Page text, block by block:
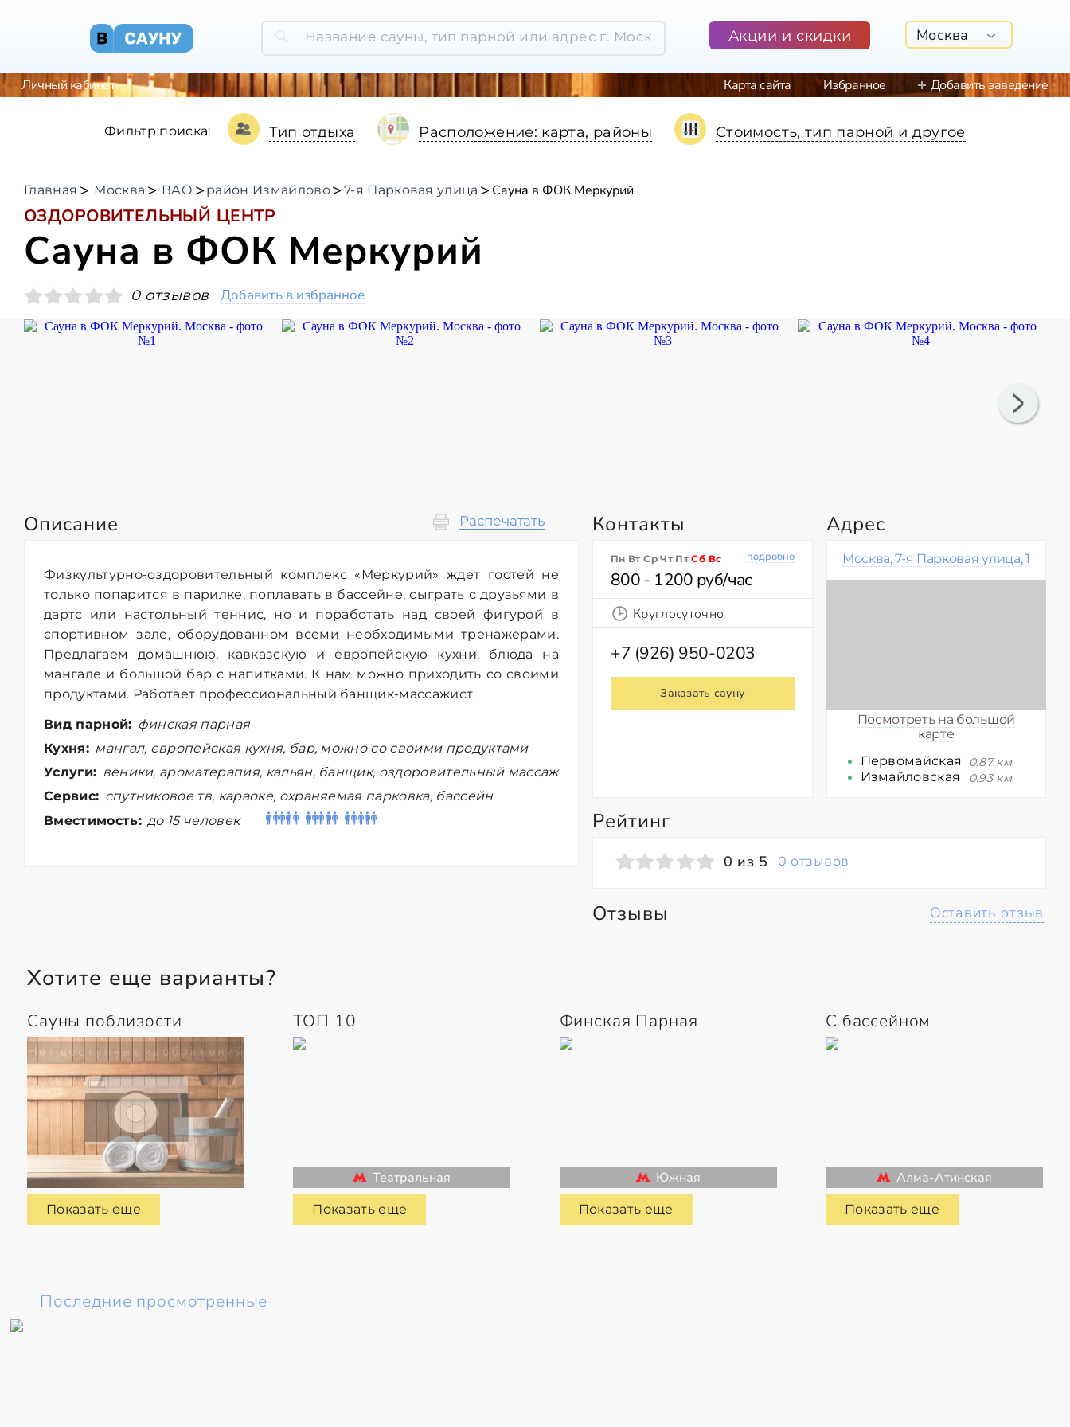
Акции и скидки Москва
Личный кабинет Карта сайта Избранное Добавить заведение
Фильтр поиска: Тип отдыха Расположение: карта, районы Стоимость, тип парной и другое
Главная Москва ВАО район Измайлово 7-я Парковая улица Сауна в ФОК Меркурий
ОЗДОРОВИТЕЛЬНЫЙ ЦЕНТР
Сауна в ФОК Меркурий
0 отзывов Добавить в избранное
Описание Распечатать
Физкультурно-оздоровительный комплекс «Меркурий» ждет гостей не
только попарится в парилке, поплавать в бассейне, сыграть с друзьями в
дартс или настольный теннис, но и поработать над своей фигурой в
спортивном зале, оборудованном всеми необходимыми тренажерами.
Предлагаем домашнюю, кавказскую и европейскую кухни, блюда на
мангале и большой бар с напитками. К нам можно приходить со своими
продуктами. Работает профессиональный банщик-массажист.
Вид парной: финская парная
Кухня: мангал, европейская кухня, бар, можно со своими продуктами
Услуги: веники, ароматерапия, кальян, банщик, оздоровительный массаж
Сервис: спутниковое тв, караоке, охраняемая парковка, бассейн
Вместимость: до 15 человек
Контакты
подробно
Пн Вт Ср Чт ПтСб Вс
800 - 1200 руб/час
Круглосуточно
+7 (926) 950-0203
Заказать сауну
Адрес
Москва, 7-я Парковая улица, 1
Посмотреть на большой
карте
Первомайская
0.87 км
Измайловская 0.93 км
Рейтинг
0 из 5 0 отзывов
Отзывы Оставить отзыв
Хотите еще варианты?
Сауны поблизости
Показать еще
ТОП 10
Театральная
Показать еще
Финская Парная
Южная
Показать еще
С бассейном
Алма-Атинская
Показать еще
Последние просмотренные